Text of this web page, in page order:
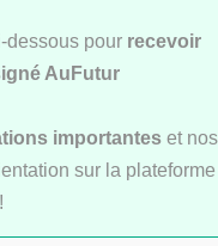
LYCÉE
dessous pour recevoir
AuFutur
importantes et nos
sur la plateforme